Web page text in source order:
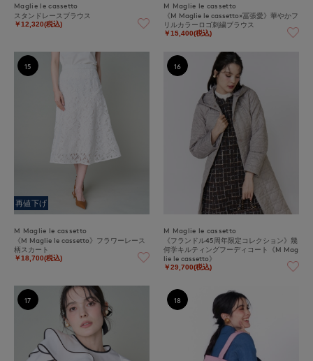
Maglie le cassetto
スタンドレースブラウス
￥12,320(税込)
M Maglie le cassetto
《M Maglie le cassetto×冨張愛》華やかフ
リルカラーロゴ刺繍ブラウス
￥15,400(税込)
再値下げ
M Maglie le cassetto
《M Maglie le cassetto》フラワーレース
柄スカート
￥18,700(税込)
15
M Maglie le cassetto
《フランドル45周年限定コレクション》幾
何学キルティングフーディコート《M Mag
lie le cassetto》
￥29,700(税込)
16
17 18